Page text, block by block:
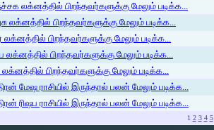
லக்னத்தில் பிறந்தவர்களுக்கு மேலும் படிக்க...
லக்னத்தில் பிறந்தவர்களுக்கு மேலும் படிக்க...
லக்னத்தில் பிறந்தவர்களுக்கு மேலும் படிக்க...
லக்னத்தில் பிறந்தவர்களுக்கு மேலும் படிக்க...
பிறந்தவர்களுக்கு மேலும் படிக்க...
மேஷ ராசியில் இருந்தால் பலன் மேலும் படிக்க...
ரிஷப ராசியில் இருந்தால் பலன் மேலும் படிக்க...
1 2 3 4 5